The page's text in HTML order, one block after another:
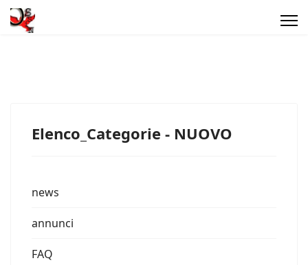
Elenco_Categorie - NUOVO
news
annunci
FAQ